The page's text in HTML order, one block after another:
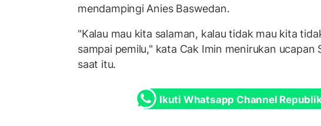
mendampingi Anies Baswedan.
"Kalau mau kita salaman, kalau tidak mau kita
sampai pemilu," kata Cak Imin menirukan ucapan
saat itu.
Ikuti Whatsapp Channel